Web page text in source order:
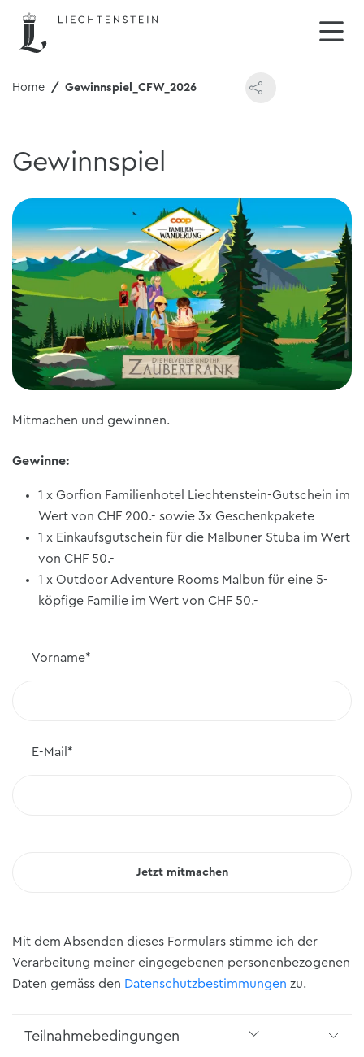
Home Gewinnspiel_CFW_2026
Gewinnspiel
Mitmachen und gewinnen.
Gewinne:
1 x Gorfion Familienhotel Liechtenstein-Gutschein im
Wert von CHF 200.- sowie 3x Geschenkpakete
1 x Einkaufsgutschein für die Malbuner Stuba im Wert
von CHF 50.-
1 x Outdoor Adventure Rooms Malbun für eine 5-
köpfige Familie im Wert von CHF 50.-
Vorname*
E-Mail *
Mit dem Absenden dieses Formulars stimme ich der
Verarbeitung meiner eingegebenen personenbezogenen
Daten gemäss den Datenschutzbestimmungen zu.
Teilnahmebedingungen